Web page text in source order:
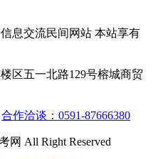
息交流民间网站 本站享有
区五一北路129号榕城商贸
合作洽谈：0591-87666380
网 All Right Reserved